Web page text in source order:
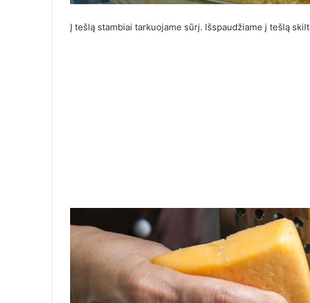
Į tešlą stambiai tarkuojame sūrį. Išspaudžiame į tešlą